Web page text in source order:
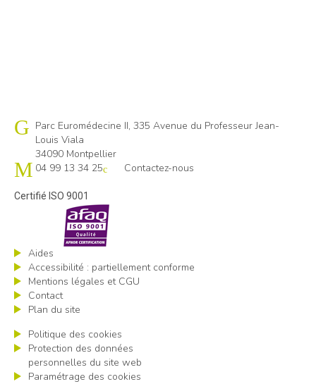
Cap emploi 34
Parc Euromédecine II, 335 Avenue du Professeur Jean-
Louis Viala
34090 Montpellier
04 99 13 34 25
Contactez-nous
Certifié ISO 9001
Aides
Accessibilité : partiellement conforme
Mentions légales et CGU
Contact
Plan du site
Politique des cookies
Protection des données
personnelles du site web
Paramétrage des cookies